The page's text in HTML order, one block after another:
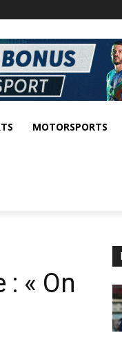
MOTORSPORTS
« On